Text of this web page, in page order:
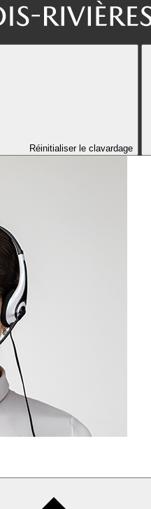
Réinitialiser le clavardage